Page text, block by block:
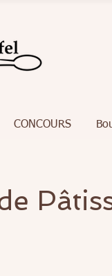
CONCOURS